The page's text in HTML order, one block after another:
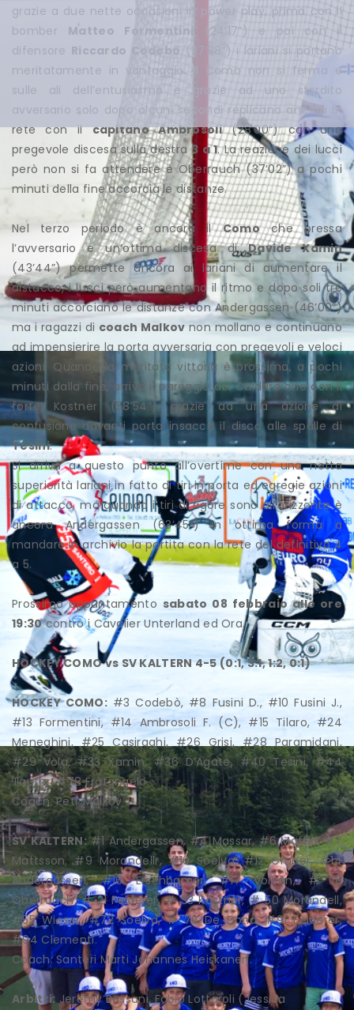
grazie a due nette occasioni in power play, prima con il
bomber Matteo Formentini
(24’17”) e poi con il
difensore Riccardo Codebò (27’38”) i lariani si portano
meritatamente in vantaggio. Il Como non si ferma e
sulle ali dell’entusiasmo e grazie ad uno stordito
avversario solo dopo alcuni secondi replicano ancora in
rete con ilcapitano Ambrosoli(28’00”) con una
pregevole discesa sulla destra3 a 1. La reazione dei lucci
però non si fa attendere e Oberrauch (37’02”) a pochi
minuti della fine accorcia le distanze.
Nel terzo periodo è ancora ilComoche pressa
l’avversario e un’ottima discesa diDavide Xamin
(43’44”) permette ancora ai lariani di aumentare il
distacco, i lucci però aumentano il ritmo e dopo soli tre
minuti accorciano le distanze con Andergassen (46’00”)
ma i ragazzi di coach Malkovnon mollano e continuano
ad impensierire la porta avversaria con pregevoli e veloci
azioni. Quando la meritata vittoria è prossima, a pochi
minuti dalla fine, arriva il pareggio del Caldaro che con il
forte Kostner (58’54”) grazie ad una azione di
confusione davanti porta insacca il disco alle spalle di
Tesini.
Si arriva a questo punto all’overtime con una netta
superiorità lariani in fatto di tiri in porta ed egregie azioni
di attacco, ma quando i tiri di rigore sono all’orizzonte è
ancora Andergassen (63’45”) in ottima forma a
mandare in archivio la partita con la rete del definitivo 4
a 5.
Prossimo appuntamento sabato 08 febbraio alle ore
19:30contro i Cavalier Unterland ed Ora.
HOCKEY COMO vs SV KALTERN 4-5 (0:1, 3:1, 1:2, 0:1)
HOCKEY COMO: #3 Codebò, #8 Fusini D., #10 Fusini J.,
#13 Formentini, #14 Ambrosoli F. (C), #15 Tilaro, #24
Meneghini, #25 Casiraghi, #26 Grisi, #28 Paramidani,
#29 Vola, #33 Xamin, #36 D’Agate, #40 Tesini, #44
Taufer, #78 Fratangelo.
Coach: Petr Malkov.
SV KALTERN:#1 Andergassen, #4 Massar, #6 Maffia, #7
Mattsson, #9 Morandellr, #10 Soelva, #12 Gruber, #14
Andergassen, #16 Erschbamer, #17 Volcan, # 18
Oberrauch, # 21 Felderer, # 33 Kostner, # 50 Morandell,
#55 Wieser, #72 Soelva, # 76 De Donà, #91 Felderer,
#94 Clementi.
Coach: Santeri Marti Johannes Heiskanen.
Arbitri:Jeremy Bassani, Fabio Lottaroli (Jessica